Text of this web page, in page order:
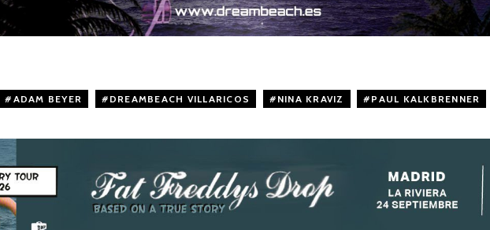
ADAM BEYER DREAMBEACH VILLARICOS NINA KRAVIZ PAUL KALKBRENNER